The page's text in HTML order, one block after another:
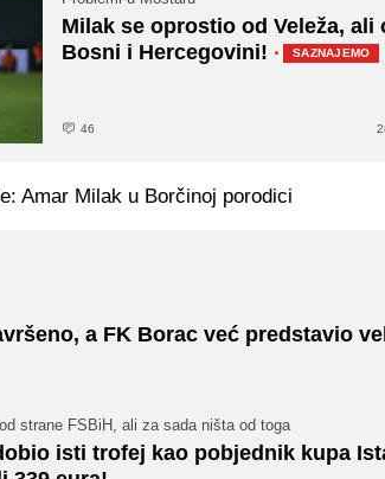
Milak se oprostio od Veleža, ali
Bosni i Hercegovini! · SAZNAJEMO
46
Amar Milak u Borčinoj porodici
a FK Borac već predstavio
strane FSBiH, ali za sada ništa od toga
isti trofej kao pobjednik kupa